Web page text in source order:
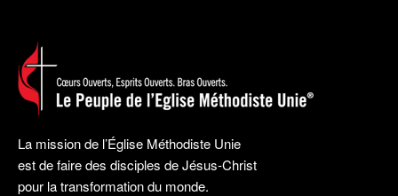
La mission de l’Église Méthodiste Unie
est de faire des disciples de Jésus-Christ
pour la transformation du monde.